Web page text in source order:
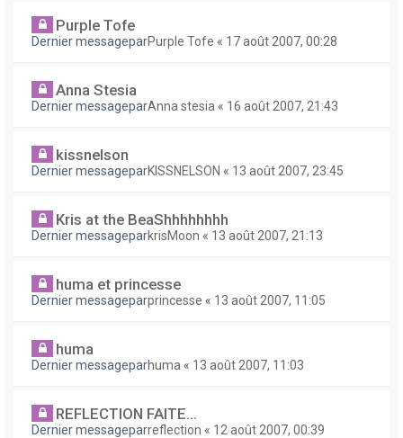
Purple Tofe
Dernier messageparPurple Tofe « 17 août 2007, 00:28
Anna Stesia
Dernier messageparAnna stesia « 16 août 2007, 21:43
kissnelson
Dernier messageparKISSNELSON « 13 août 2007, 23:45
Kris at the BeaShhhhhhhh
Dernier messageparkrisMoon « 13 août 2007, 21:13
huma et princesse
Dernier messageparprincesse « 13 août 2007, 11:05
huma
Dernier messageparhuma « 13 août 2007, 11:03
REFLECTION FAITE...
Dernier messageparreflection « 12 août 2007, 00:39